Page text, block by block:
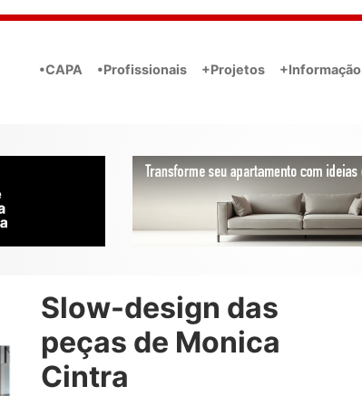
•CAPA •Profissionais +Projetos +Informação
Slow-design das
peças de Monica
Cintra